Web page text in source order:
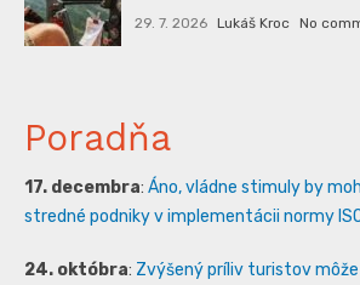
29. 7. 2026 Lukáš Kroc No
Poradňa
17. decembra: Áno, vládne stimuly by
stredné podniky v implementácii normy
24. októbra: Zvýšený príliv turistov